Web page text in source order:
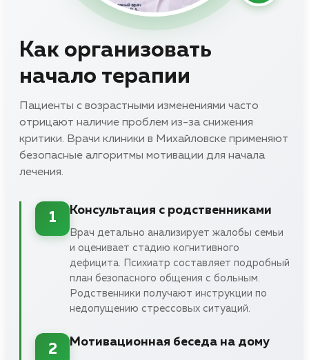
Как организовать
начало терапии
Пациенты с возрастными изменениями часто
отрицают наличие проблем из-за снижения
критики. Врачи клиники в Михайловске применяют
безопасные алгоритмы мотивации для начала
лечения.
1
Консультация с родственниками
Врач детально анализирует жалобы семьи
и оценивает стадию когнитивного
дефицита. Психиатр составляет подробный
план безопасного общения с больным.
Родственники получают инструкции по
недопущению стрессовых ситуаций.
2
Мотивационная беседа на дому